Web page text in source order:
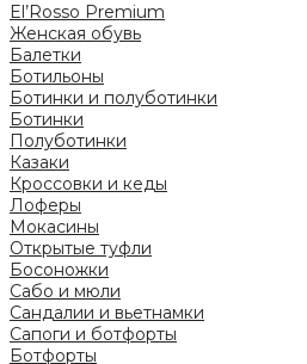
El’Rosso Premium
Женская обувь
Балетки
Ботильоны
Ботинки и полуботинки
Ботинки
Полуботинки
Казаки
Кроссовки и кеды
Лоферы
Мокасины
Открытые туфли
Босоножки
Сабо и мюли
Сандалии и вьетнамки
Сапоги и ботфорты
Ботфорты